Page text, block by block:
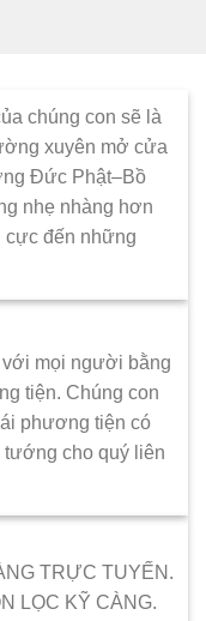
chúng con sẽ là
xuyên mở cửa
Đức Phật–Bồ
nhẹ nhàng hơn
cực đến những
mọi người bằng
tiện. Chúng con
phương tiện có
cho quý liên
TRỰC TUYẾN.
LỌC KỸ CÀNG.